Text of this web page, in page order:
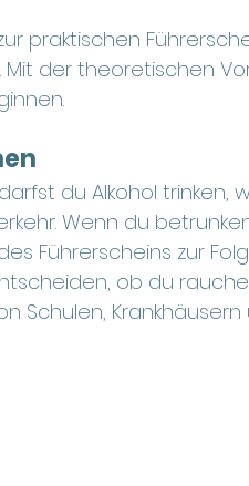
praktischen
Mit der theoretischen
du Alkohol trinken,
Wenn du
Führerscheins zur
ob du
Schulen,